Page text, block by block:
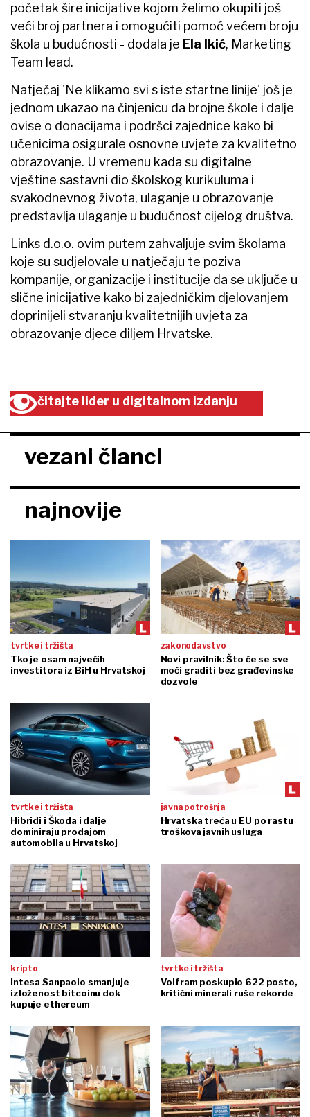
početak šire inicijative kojom želimo okupiti još
veći broj partnera i omogućiti pomoć većem broju
škola u budućnosti - dodala je Ela Ikić, Marketing
Team lead.
Natječaj 'Ne klikamo svi s iste startne linije' još je
jednom ukazao na činjenicu da brojne škole i dalje
ovise o donacijama i podršci zajednice kako bi
učenicima osigurale osnovne uvjete za kvalitetno
obrazovanje. U vremenu kada su digitalne
vještine sastavni dio školskog kurikuluma i
svakodnevnog života, ulaganje u obrazovanje
predstavlja ulaganje u budućnost cijelog društva.
Links d.o.o. ovim putem zahvaljuje svim školama
koje su sudjelovale u natječaju te poziva
kompanije, organizacije i institucije da se uključe u
slične inicijative kako bi zajedničkim djelovanjem
doprinijeli stvaranju kvalitetnijih uvjeta za
obrazovanje djece diljem Hrvatske.
čitajte lider u digitalnom izdanju
vezani članci
najnovije
tvrtke i tržišta
Tko je osam najvećih
investitora iz BiH u Hrvatskoj
zakonodavstvo
Novi pravilnik: Što će se sve
moći graditi bez građevinske
dozvole
tvrtke i tržišta
Hibridi i Škoda i dalje
dominiraju prodajom
automobila u Hrvatskoj
javna potrošnja
Hrvatska treća u EU po rastu
troškova javnih usluga
kripto
Intesa Sanpaolo smanjuje
izloženost bitcoinu dok
kupuje ethereum
tvrtke i tržišta
Volfram poskupio 622 posto,
kritični minerali ruše rekorde